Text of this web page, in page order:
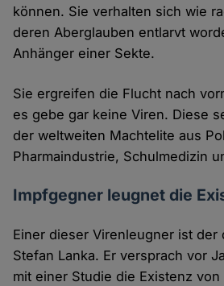
können. Sie verhalten sich wie
deren Aberglauben entlarvt
Anhänger einer Sekte.
Sie ergreifen die Flucht nach
es gebe gar keine Viren. Diese
der weltweiten Machtelite aus
Pharmaindustrie, Schulmedizin
Impfgegner leugnet die
Einer dieser Virenleugner ist der
Stefan Lanka. Er versprach vor
mit einer Studie die Existenz